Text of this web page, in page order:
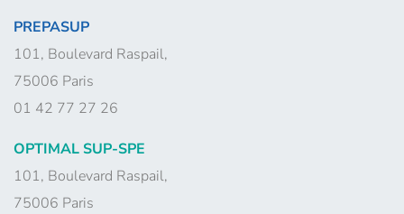
PREPASUP
101, Boulevard Raspail,
75006 Paris
01 42 77 27 26
OPTIMAL SUP-SPE
101, Boulevard Raspail,
75006 Paris